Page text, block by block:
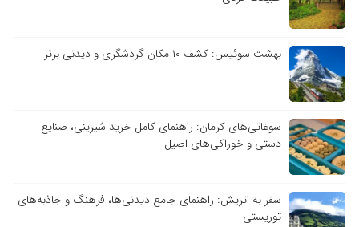
بهشت سوئیس: کشف ۱۰ مکان گردشگری و دیدنی برتر
سوغاتی‌های کرمان: راهنمای کامل خرید شیرینی، صنایع
دستی و خوراکی‌های اصیل
سفر به اتریش: راهنمای جامع دیدنی‌ها، فرهنگ و جاذبه‌های
توریستی